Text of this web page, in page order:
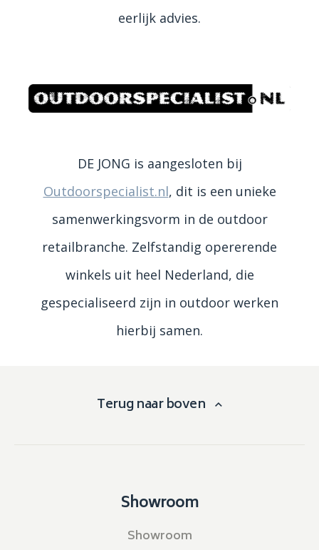
eerlijk advies.
DE JONG is aangesloten bij
Outdoorspecialist.nl, dit is een unieke
samenwerkingsvorm in de outdoor
retailbranche. Zelfstandig opererende
winkels uit heel Nederland, die
gespecialiseerd zijn in outdoor werken
hierbij samen.
Terug naar boven
Showroom
Showroom